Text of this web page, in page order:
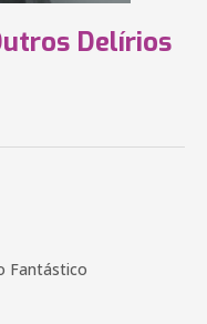
Delírios
Fantástico